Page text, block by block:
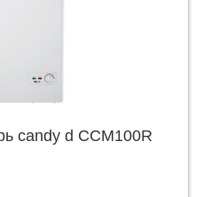
candy d CCM100R